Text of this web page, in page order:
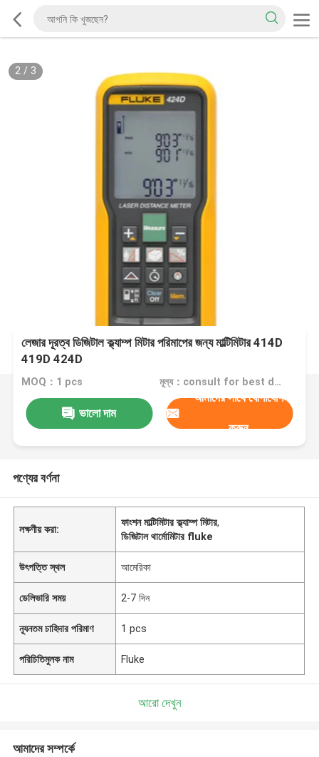
2/ 3
লেজার দূরত্ব ডিজিটাল ক্ল্যাম্প মিটার পরিমাপের জন্য মাল্টিমিটার 414D
419D 424D
MOQ：1 pcs মূল্য：consult for best discount
ভালো দাম
আমাদের সাথে যোগাযোগ
করুন
পণ্যের বর্ণনা
লক্ষণীয় করা:
ফাংশন মাল্টিমিটার ক্ল্যাম্প মিটার,
ডিজিটাল থার্মোমিটার fluke
উৎপত্তি স্থল আমেরিকা
ডেলিভারি সময় 2-7 দিন
ন্যূনতম চাহিদার পরিমাণ 1 pcs
পরিচিতিমুলক নাম Fluke
আরো দেখুন
আমাদের সম্পর্কে